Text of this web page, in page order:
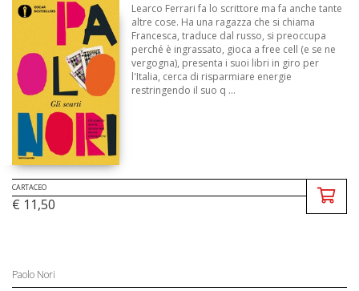
Learco Ferrari fa lo scrittore ma fa anche tante
altre cose. Ha una ragazza che si chiama
Francesca, traduce dal russo, si preoccupa
perché è ingrassato, gioca a free cell (e se ne
vergogna), presenta i suoi libri in giro per
l'Italia, cerca di risparmiare energie
restringendo il suo q ...
CARTACEO
€ 11,50
Paolo Nori